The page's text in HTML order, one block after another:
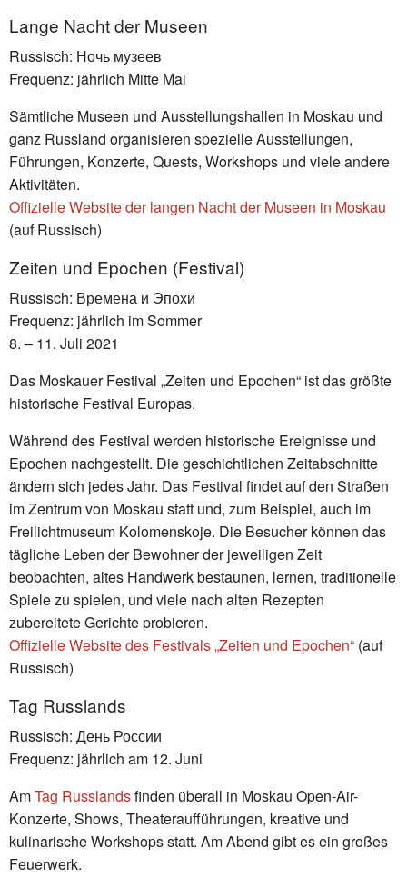
Lange Nacht der Museen
Russisch: Ночь музеев
Frequenz: jährlich Mitte Mai
Sämtliche Museen und Ausstellungshallen in Moskau und
ganz Russland organisieren spezielle Ausstellungen,
Führungen, Konzerte, Quests, Workshops und viele andere
Aktivitäten.
Offizielle Website der langen Nacht der Museen in Moskau
(auf Russisch)
Zeiten und Epochen (Festival)
Russisch: Времена и Эпохи
Frequenz: jährlich im Sommer
8. – 11. Juli 2021
Das Moskauer Festival „Zeiten und Epochen“ ist das größte
historische Festival Europas.
Während des Festival werden historische Ereignisse und
Epochen nachgestellt. Die geschichtlichen Zeitabschnitte
ändern sich jedes Jahr. Das Festival findet auf den Straßen
im Zentrum von Moskau statt und, zum Beispiel, auch im
Freilichtmuseum Kolomenskoje. Die Besucher können das
tägliche Leben der Bewohner der jeweiligen Zeit
beobachten, altes Handwerk bestaunen, lernen, traditionelle
Spiele zu spielen, und viele nach alten Rezepten
zubereitete Gerichte probieren.
Offizielle Website des Festivals „Zeiten und Epochen“ (auf
Russisch)
Tag Russlands
Russisch: День России
Frequenz: jährlich am 12. Juni
AmTag Russlandsfinden überall in Moskau Open-Air-
Konzerte, Shows, Theateraufführungen, kreative und
kulinarische Workshops statt. Am Abend gibt es ein großes
Feuerwerk.